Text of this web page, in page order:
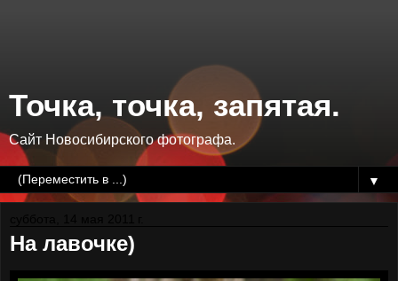
Точка, точка, запятая.
Сайт Новосибирского фотографа.
▼
На лавочке)